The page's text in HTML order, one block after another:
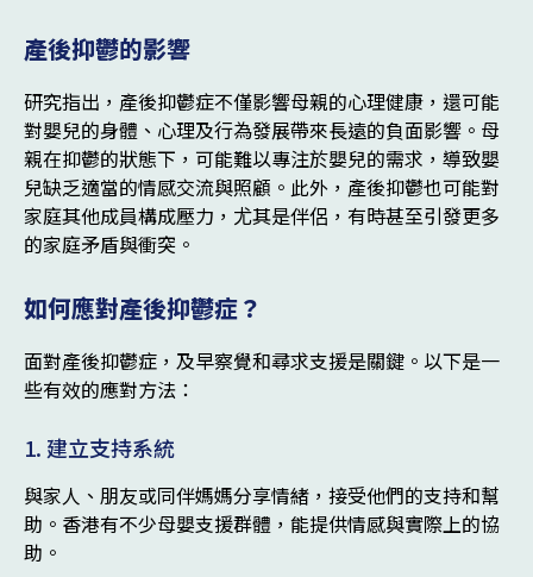
產後抑鬱的影響
研究指出，產後抑鬱症不僅影響母親的心理健康，還可能
對嬰兒的身體、心理及行為發展帶來長遠的負面影響。母
親在抑鬱的狀態下，可能難以專注於嬰兒的需求，導致嬰
兒缺乏適當的情感交流與照顧。此外，產後抑鬱也可能對
家庭其他成員構成壓力，尤其是伴侶，有時甚至引發更多
的家庭矛盾與衝突。
如何應對產後抑鬱症？
面對產後抑鬱症，及早察覺和尋求支援是關鍵。以下是一
些有效的應對方法：
1. 建立支持系統
與家人、朋友或同伴媽媽分享情緒，接受他們的支持和幫
助。香港有不少母嬰支援群體，能提供情感與實際上的協
助。